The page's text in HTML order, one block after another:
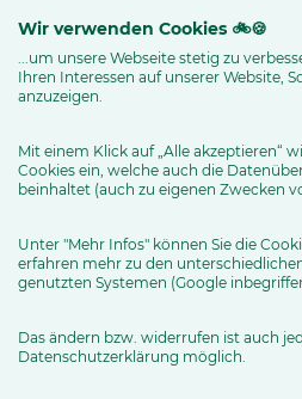
Schlüterstr. 16
10625 Berlin
Tel: 030/31808080
tp (at) conrad-
Wir verwenden Cookies 🚲🍪
...um unsere Webseite stetig zu
Ihren Interessen auf unserer Website,
anzuzeigen.
Mit einem Klick auf „Alle akzeptieren“
Cookies ein, welche auch die
beinhaltet (auch zu eigenen Zwecken
Unter "Mehr Infos" können Sie die
erfahren mehr zu den
genutzten Systemen (Google
Das ändern bzw. widerrufen ist auch
Datenschutzerklärung möglich.